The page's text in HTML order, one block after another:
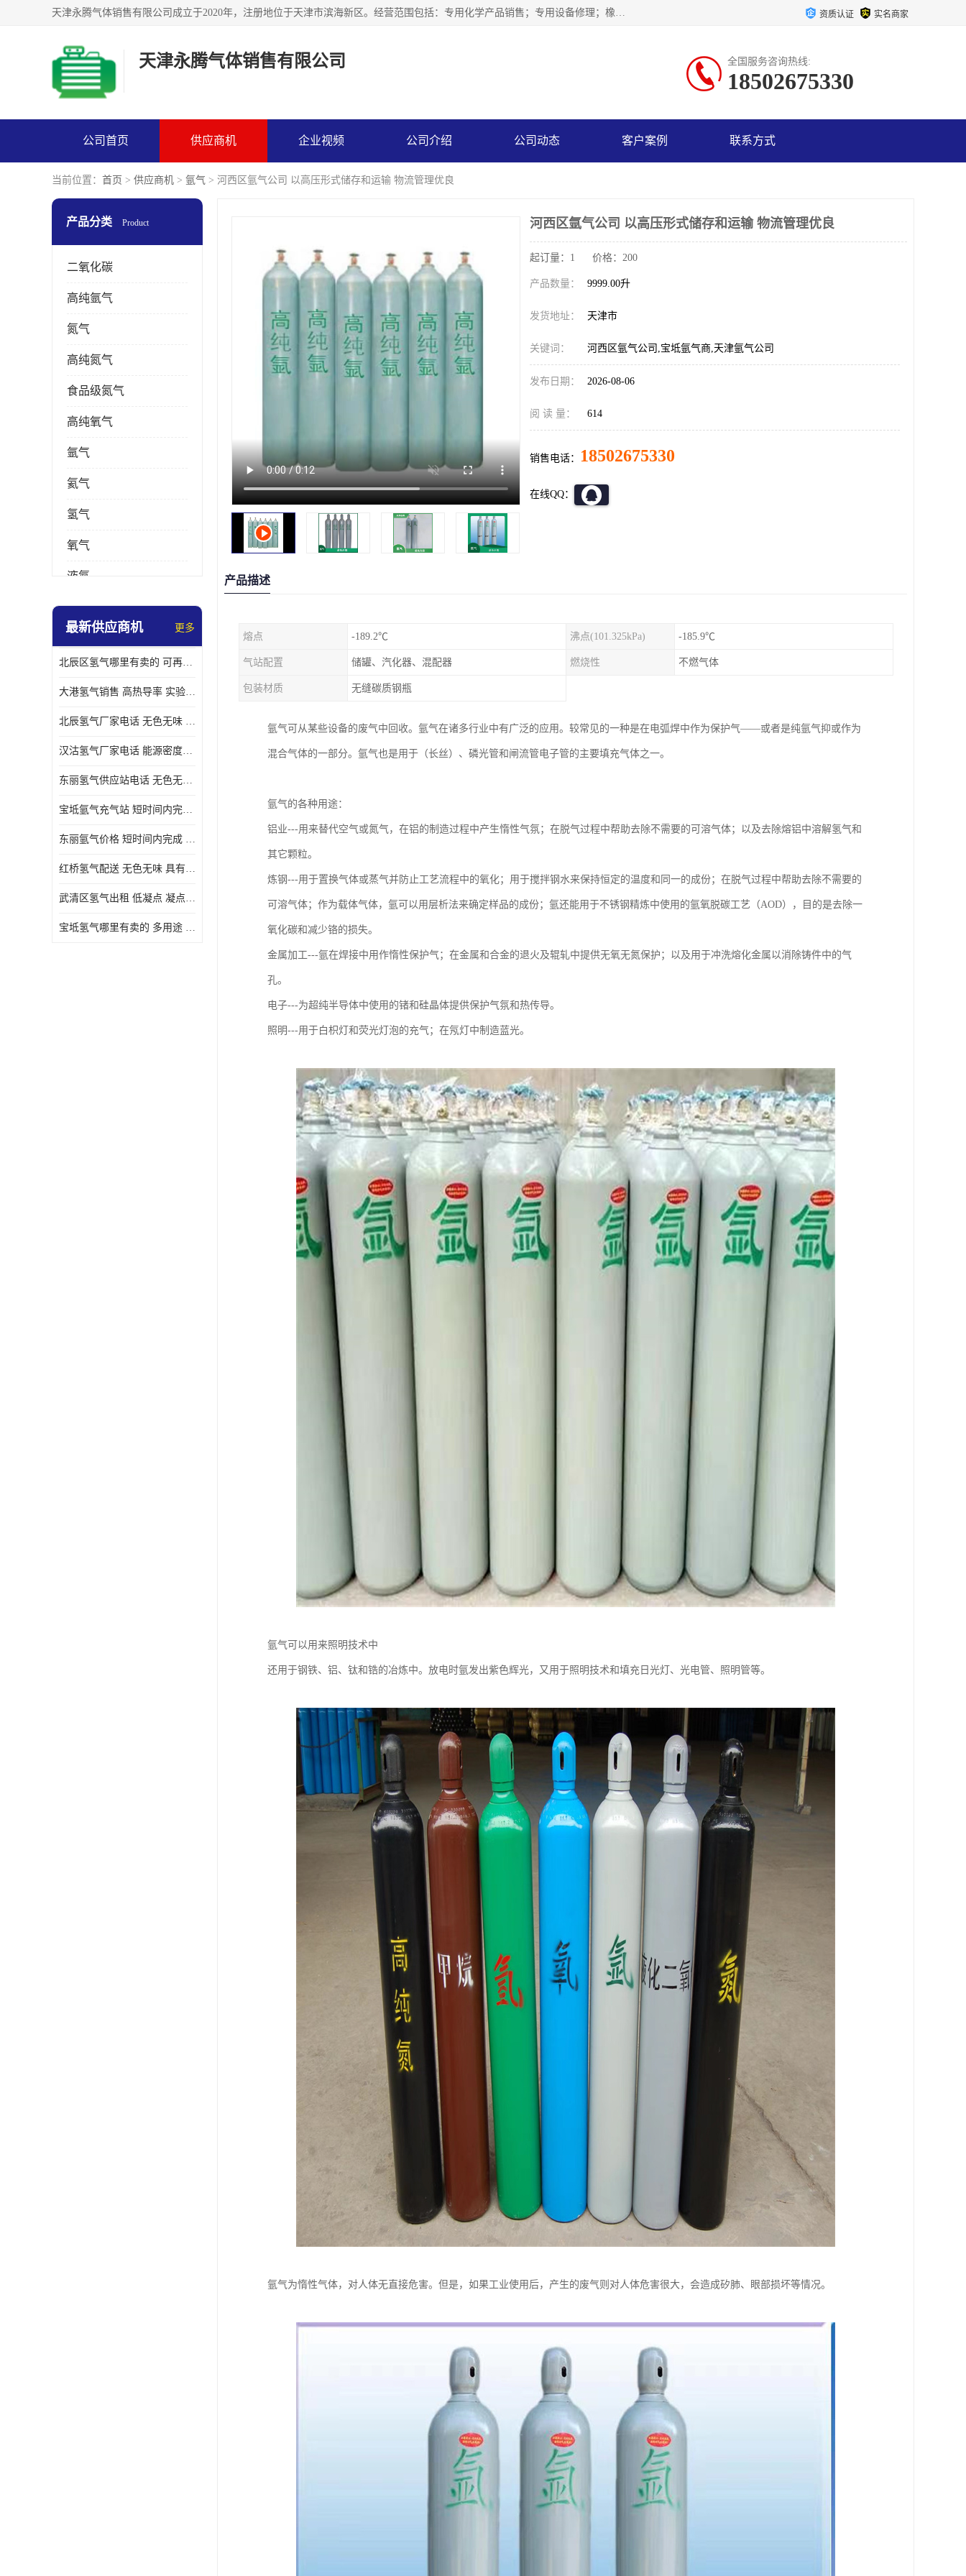
天津永腾气体销售有限公司成立于2020年，注册地位于天津市滨海新区。经营范围包括：专用化学产品销售；专用设备修理；橡胶制品销售；气体压缩机械销售；特种设备销售；仪器仪表销售；机械设备租赁；五金产品批发；食品添加剂销售等，主要供应：氧气、乙炔、氮气、氩气、氢气、氦气、液氨、液氮、一氧化碳、二氧化碳等，各种工业气体，高纯气体，食品级气体。 资质认证 实名商家
天津永腾气体销售有限公司 全国服务咨询热线:
18502675330
公司首页 供应商机 企业视频 公司介绍 公司动态 客户案例 联系方式
当前位置： 首页 > 供应商机 > 氩气 > 河西区氩气公司 以高压形式储存和运输 物流管理优良
产品分类 Product
二氧化碳
高纯氩气
氮气
高纯氮气
食品级氮气
高纯氧气
氩气
氦气
氢气
氧气
液氮
乙炔
最新供应商机 更多
北辰区氢气哪里有卖的 可再生 实验室应用
大港氢气销售 高热导率 实验室应用
北辰氢气厂家电话 无色无味 凝点为-259
汉沽氢气厂家电话 能源密度高 储存和传输便利
东丽氢气供应站电话 无色无味 储存和传输便利
宝坻氩气充气站 短时间内完成 人员经过培训
东丽氩气价格 短时间内完成 物流管理优良
红桥氢气配送 无色无味 具有较低的密度
武清区氢气出租 低凝点 凝点为-259
宝坻氢气哪里有卖的 多用途 可以在空气中上升
河西区氩气公司 以高压形式储存和运输 物流管理优良
起订量：1 价格：200
产品数量： 9999.00升
发货地址： 天津市
关键词： 河西区氩气公司,宝坻氩气商,天津氩气公司
发布日期： 2026-08-06
阅 读 量： 614
销售电话： 18502675330
在线QQ：
产品描述
熔点 -189.2℃ 沸点(101.325kPa) -185.9℃
气站配置 储罐、汽化器、混配器 燃烧性 不燃气体
包装材质 无缝碳质钢瓶
氩气可从某些设备的废气中回收。氩气在诸多行业中有广泛的应用。较常见的一种是在电弧焊中作为保护气——或者是纯氩气抑或作为
混合气体的一部分。氩气也是用于（长丝）、磷光管和闸流管电子管的主要填充气体之一。
氩气的各种用途：
铝业---用来替代空气或氮气，在铝的制造过程中产生惰性气氛；在脱气过程中帮助去除不需要的可溶气体；以及去除熔铝中溶解氢气和
其它颗粒。
炼钢---用于置换气体或蒸气并防止工艺流程中的氧化；用于搅拌钢水来保持恒定的温度和同一的成份；在脱气过程中帮助去除不需要的
可溶气体；作为载体气体，氩可以用层析法来确定样品的成份；氩还能用于不锈钢精炼中使用的氩氧脱碳工艺（AOD），目的是去除一
氧化碳和减少铬的损失。
金属加工---氩在焊接中用作惰性保护气；在金属和合金的退火及辊轧中提供无氧无氮保护；以及用于冲洗熔化金属以消除铸件中的气
孔。
电子---为超纯半导体中使用的锗和硅晶体提供保护气氛和热传导。
照明---用于白枳灯和荧光灯泡的充气；在氖灯中制造蓝光。
氩气可以用来照明技术中
还用于钢铁、铝、钛和锆的冶炼中。放电时氩发出紫色辉光，又用于照明技术和填充日光灯、光电管、照明管等。
氩气为惰性气体，对人体无直接危害。但是，如果工业使用后，产生的废气则对人体危害很大，会造成矽肺、眼部损坏等情况。